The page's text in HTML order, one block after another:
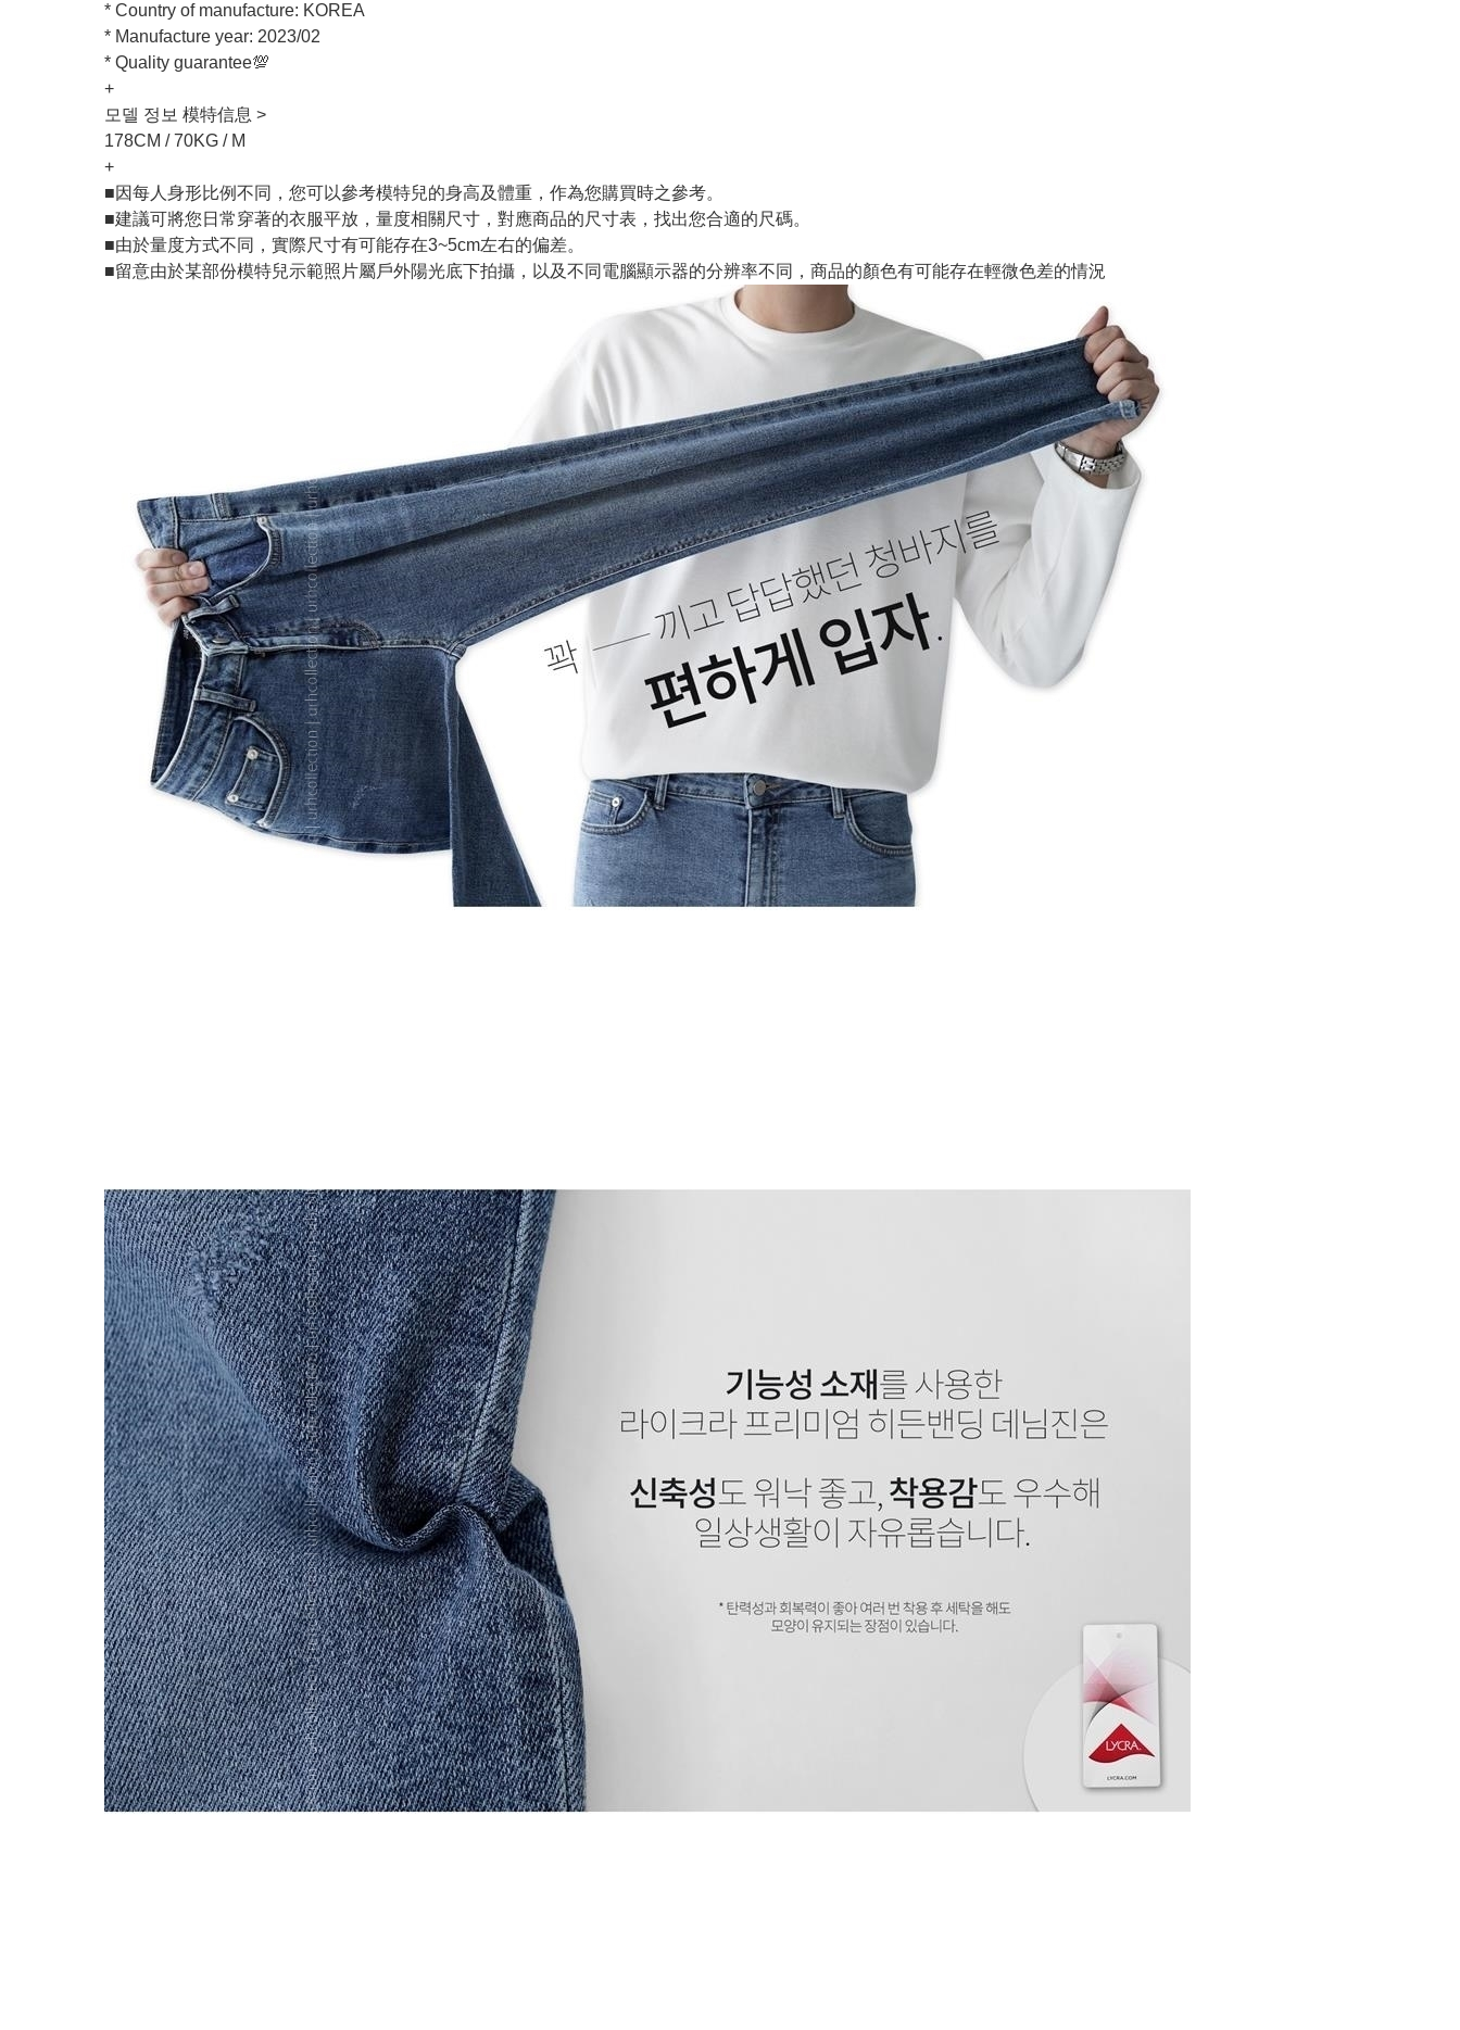
* Country of manufacture: KOREA
* Manufacture year: 2023/02
* Quality guarantee💯
+
모델 정보 模特信息 >
178CM / 70KG / M
+
■因每人身形比例不同，您可以參考模特兒的身高及體重，作為您購買時之參考。
■建議可將您日常穿著的衣服平放，量度相關尺寸，對應商品的尺寸表，找出您合適的尺碼。
■由於量度方式不同，實際尺寸有可能存在3~5cm左右的偏差。
■留意由於某部份模特兒示範照片屬戶外陽光底下拍攝，以及不同電腦顯示器的分辨率不同，商品的顏色有可能存在輕微色差的情況